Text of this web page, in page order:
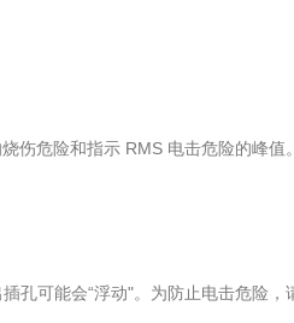
伤危险和指示 RMS 电击危险的峰值
孔可能会“浮动"。为防止电击危险，